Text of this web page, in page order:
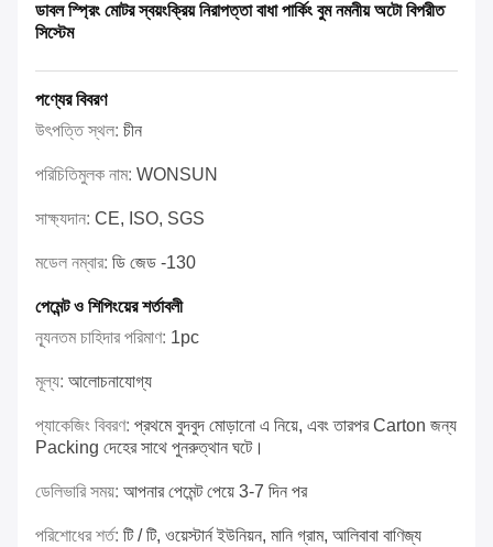
ডাবল স্প্রিং মোটর স্বয়ংক্রিয় নিরাপত্তা বাধা পার্কিং বুম নমনীয় অটো বিপরীত
সিস্টেম
পণ্যের বিবরণ
উৎপত্তি স্থল: চীন
পরিচিতিমুলক নাম: WONSUN
সাক্ষ্যদান: CE, ISO, SGS
মডেল নম্বার: ডি জেড -130
পেমেন্ট ও শিপিংয়ের শর্তাবলী
ন্যূনতম চাহিদার পরিমাণ: 1pc
মূল্য: আলোচনাযোগ্য
প্যাকেজিং বিবরণ: প্রথমে বুদবুদ মোড়ানো এ নিয়ে, এবং তারপর Carton জন্য
Packing দেহের সাথে পুনরুত্থান ঘটে।
ডেলিভারি সময়: আপনার পেমেন্ট পেয়ে 3-7 দিন পর
পরিশোধের শর্ত: টি / টি, ওয়েস্টার্ন ইউনিয়ন, মানি গ্রাম, আলিবাবা বাণিজ্য